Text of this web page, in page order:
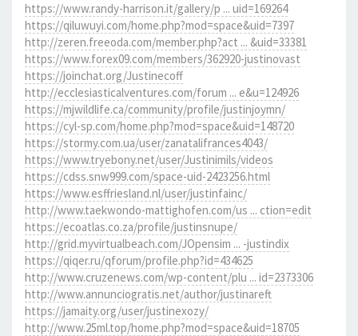
https://www.randy-harrison.it/gallery/p ... uid=169264
https://qiluwuyi.com/home.php?mod=space&uid=7397
http://zeren.freeoda.com/member.php?act ... &uid=33381
https://www.forex09.com/members/362920-justinovast
https://joinchat.org/Justinecoff
http://ecclesiasticalventures.com/forum ... e&u=124926
https://mjwildlife.ca/community/profile/justinjoymn/
https://cyl-sp.com/home.php?mod=space&uid=148720
https://stormy.com.ua/user/zanatalifrances4043/
https://www.tryebony.net/user/Justinimils/videos
https://cdss.snw999.com/space-uid-2423256.html
https://www.esffriesland.nl/user/justinfainc/
http://www.taekwondo-mattighofen.com/us ... ction=edit
https://ecoatlas.co.za/profile/justinsnupe/
http://grid.myvirtualbeach.com/JOpensim ... -justindix
https://qiqer.ru/qforum/profile.php?id=434625
http://www.cruzenews.com/wp-content/plu ... id=2373306
http://www.annunciogratis.net/author/justinareft
https://jamaity.org/user/justinexozy/
http://www.25ml.top/home.php?mod=space&uid=18705